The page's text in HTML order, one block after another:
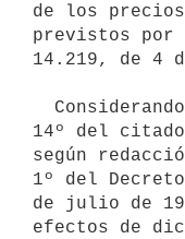
de los
previstos por
14.219, de 4
14º del citado
según
1º del
de julio de
efectos de